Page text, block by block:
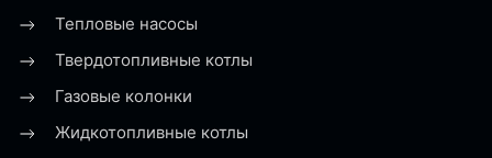
Тепловые насосы
Твердотопливные котлы
Газовые колонки
Жидкотопливные котлы